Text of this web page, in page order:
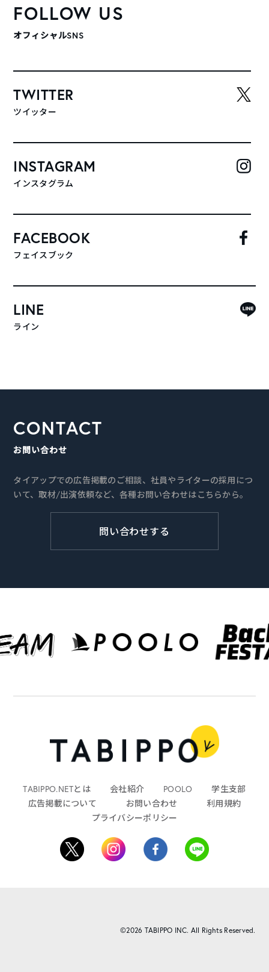
FOLLOW US
オフィシャルSNS
TWITTER
ツイッター
INSTAGRAM
インスタグラム
FACEBOOK
フェイスブック
LINE
ライン
CONTACT
お問い合わせ
タイアップでの広告掲載のご相談、社員やライターの採用につ
いて、取材/出演依頼など、各種お問い合わせはこちらから。
問い合わせする
TABIPPO.NETとは 会社紹介 POOLO
学生支部
広告掲載について
お問い合わせ
利用規約
プライバシーポリシー
©2026 TABIPPO INC. All Rights Reserved.